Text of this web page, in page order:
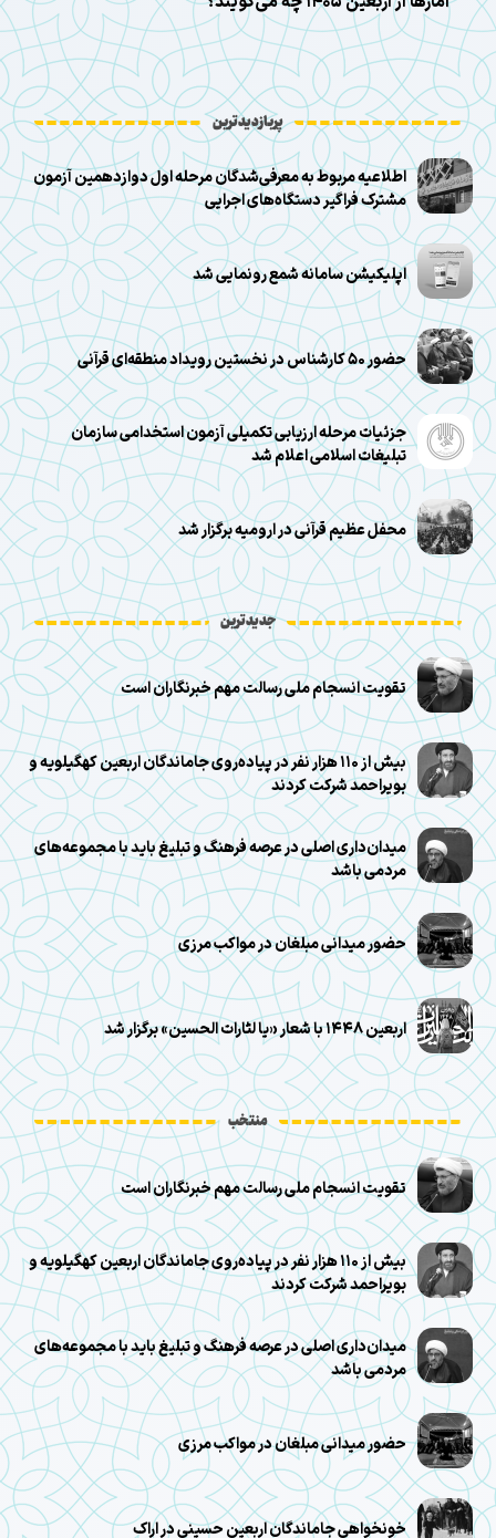
پربازدیدترین
اطلاعیه مربوط به معرفی‌شدگان مرحله اول دوازدهمین آزمون
مشترک فراگیر دستگاه‌های اجرایی
اپلیکیشن سامانه شمع رونمایی شد
حضور ۵۰ کارشناس در نخستین رویداد منطقه‌ای قرآنی
جزئیات مرحله ارزیابی تکمیلی آزمون استخدامی سازمان
تبلیغات اسلامی اعلام شد
محفل عظیم قرآنی در ارومیه برگزار شد
جدیدترین
تقویت انسجام ملی رسالت مهم خبرنگاران است
بیش از ۱۱۰ هزار نفر در پیاده‌روی جاماندگان اربعین کهگیلویه و
بویراحمد شرکت کردند
میدان‌داری اصلی در عرصه فرهنگ و تبلیغ باید با مجموعه‌های
مردمی باشد
حضور میدانی مبلغان در مواکب مرزی
اربعین ۱۴۴۸ با شعار «یا لثارات الحسین» برگزار شد
منتخب
تقویت انسجام ملی رسالت مهم خبرنگاران است
بیش از ۱۱۰ هزار نفر در پیاده‌روی جاماندگان اربعین کهگیلویه و
بویراحمد شرکت کردند
میدان‌داری اصلی در عرصه فرهنگ و تبلیغ باید با مجموعه‌های
مردمی باشد
حضور میدانی مبلغان در مواکب مرزی
خونخواهی جاماندگان اربعین حسینی در اراک